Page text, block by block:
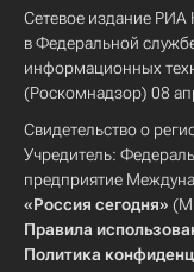
Сетевое издание РИА
в Федеральной
информационных
(Роскомнадзор) 08
Свидетельство о
Учредитель:
предприятие
«Россия сегодня»
Правила
Политика